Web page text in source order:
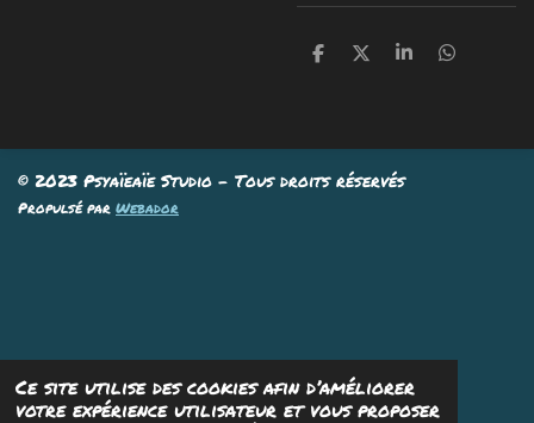
Ce site utilise des cookies afin d’améliorer
votre expérience utilisateur et vous proposer
P
g
e
r
P
g
e
r
P
g
e
r
P
g
© 2023 Psyaïeaïe Studio - Tous droits réservés
Propulsé par Webador